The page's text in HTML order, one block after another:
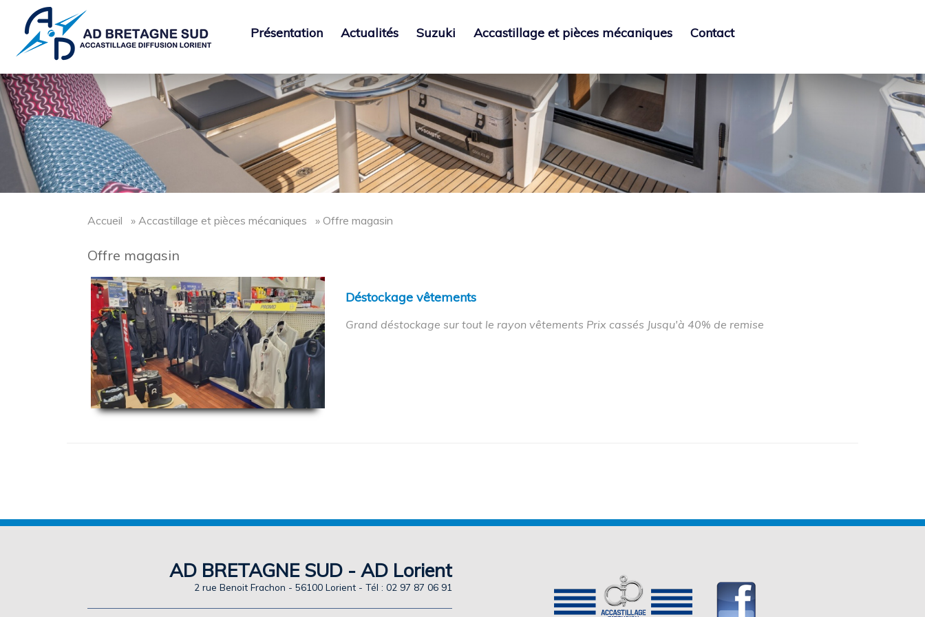
Présentation Actualités Suzuki Accastillage et pièces mécaniques Contact
Accueil » Accastillage et pièces mécaniques » Offre magasin
Offre magasin
Déstockage vêtements
Grand déstockage sur tout le rayon vêtements Prix cassés Jusqu'à 40% de remise
AD BRETAGNE SUD - AD Lorient
2 rue Benoit Frachon - 56100 Lorient - Tél : 02 97 87 06 91